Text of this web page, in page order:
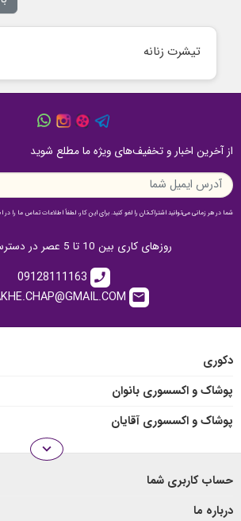
تیشرت زنانه
از آخرین اخبار و تخفیف‌های ویژه ما مطلع شوید
شما در هر زمانی می‌توانید اشتراک‌تان را لغو کنید. برای این کار، لطفاً اطلاعات تماس ما را در
روزهای کاری بین 10 تا 5 عصر در دسترس هستیم.
call
09128111163
email
دکوری
پوشاک و اکسسوری بانوان
پوشاک و اکسسوری آقایان
انواع رو میزی
لیوان و ماگ
expand_more
حساب کاربری شما
درباره ما